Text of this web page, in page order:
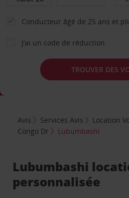
Conducteur âgé de 25 ans et
J’ai un code de réduction
TROUVER DES
Avis Services Avis Location
Congo Dr
Lubumbashi
Lubumbashi
personnalisée